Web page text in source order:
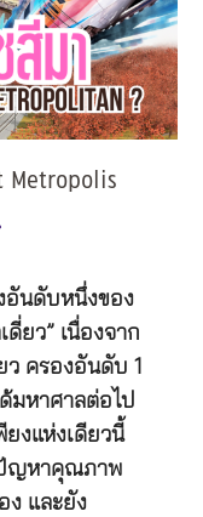
Metropolis
นดับหนึ่งของ
ดี่ยว” เนื่องจาก
ว ครองอันดับ 1
มหาศาลต่อไป
งแห่งเดียวนี้
ปัญหาคุณภาพ
ง และยัง